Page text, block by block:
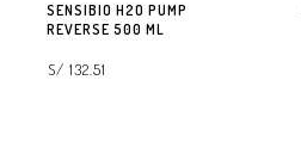
SENSIBIO H2O PUMP
REVERSE 500 ML
S/ 132.51